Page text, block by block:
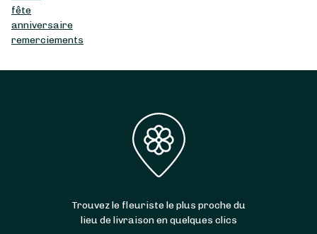
fête
anniversaire
remerciements
Trouvez le fleuriste le plus proche du
lieu de livraison en quelques clics